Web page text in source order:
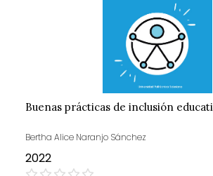
Buenas prácticas de inclusión
Bertha Alice Naranjo Sánchez
2022